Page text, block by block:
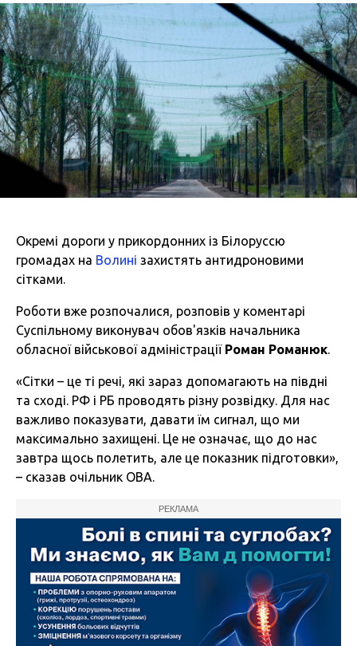
Окремі дороги у прикордонних із Білоруссю
громадах на Волині захистять антидроновими
сітками.
Роботи вже розпочалися, розповів у коментарі
Суспільному виконувач обов'язків начальника
обласної військової адміністрації Роман Романюк.
«Сітки – це ті речі, які зараз допомагають на півдні
та сході. РФ і РБ проводять різну розвідку. Для нас
важливо показувати, давати їм сигнал, що ми
максимально захищені. Це не означає, що до нас
завтра щось полетить, але це показник підготовки»,
– сказав очільник ОВА.
РЕКЛАМА